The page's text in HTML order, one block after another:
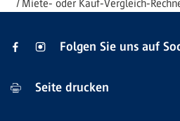
Miete- oder Kauf-Vergleich-
Folgen Sie uns auf
Seite drucken